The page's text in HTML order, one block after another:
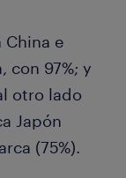
China e
con 97%; y
otro lado
Japón
(75%).